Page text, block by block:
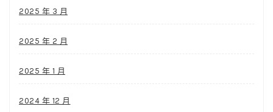
2025 年 3 月
2025 年 2 月
2025 年 1 月
2024 年 12 月